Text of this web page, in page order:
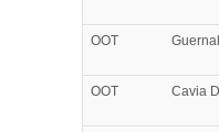
OOT
OOT
Cavia